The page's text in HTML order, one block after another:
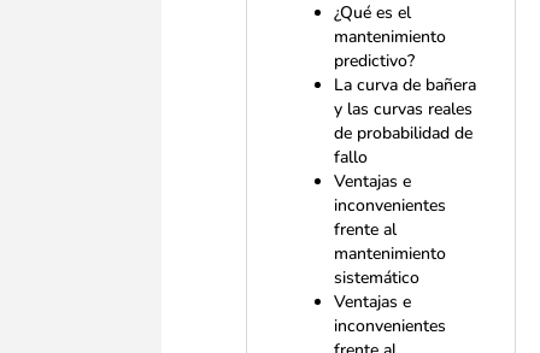
¿Qué es el
mantenimiento
predictivo?
La curva de bañera
y las curvas reales
de probabilidad de
fallo
Ventajas e
inconvenientes
frente al
mantenimiento
sistemático
Ventajas e
inconvenientes